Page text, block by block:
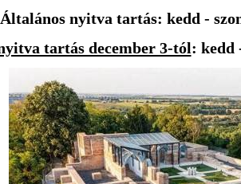
Általános nyitva tartás: kedd -
tartás december 3-tól: kedd